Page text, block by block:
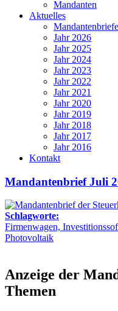
Mandanten
Aktuelles
Mandantenbriefe
Jahr 2026
Jahr 2025
Jahr 2024
Jahr 2023
Jahr 2022
Jahr 2021
Jahr 2020
Jahr 2019
Jahr 2018
Jahr 2017
Jahr 2016
Kontakt
Mandantenbrief Juli
Schlagworte:
Firmenwagen,
Photovoltaik
Anzeige der
Themen